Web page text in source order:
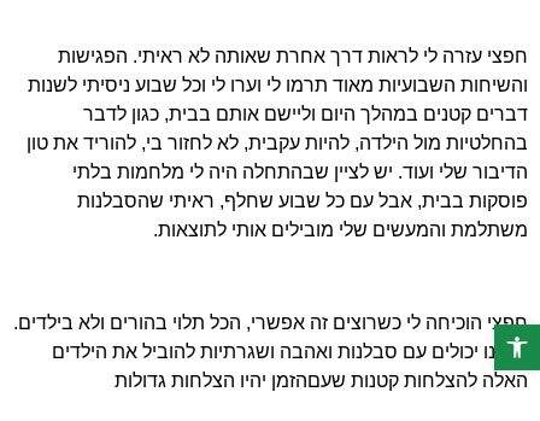
חפצי עזרה לי לראות דרך אחרת שאותה לא ראיתי. הפגישות
והשיחות השבועיות מאוד תרמו לי וערו לי וכל שבוע ניסיתי לשנות
דברים קטנים במהלך היום וליישם אותם בבית, כגון לדבר
בהחלטיות מול הילדה, להיות עקבית, לא לחזור בי, להוריד את טון
הדיבור שלי ועוד. יש לציין שבהתחלה היה לי מלחמות בלתי
פוסקות בבית, אבל עם כל שבוע שחלף, ראיתי שהסבלנות
משתלמת והמעשים שלי מובילים אותי לתוצאות.
חפצי הוכיחה לי כשרוצים זה אפשרי, הכל תלוי בהורים ולא בילדים.
אנחנו יכולים עם סבלנות ואהבה ושגרתיות להוביל את הילדים
האלה להצלחות קטנות שעםהזמן יהיו הצלחות גדולות
פתח סרגל נגישות